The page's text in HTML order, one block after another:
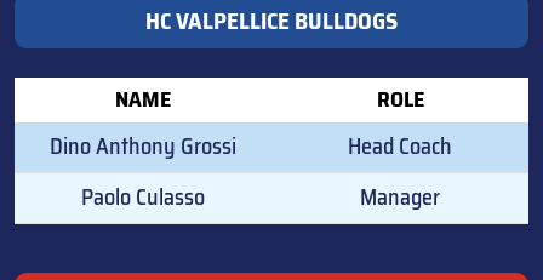
HC VALPELLICE BULLDOGS
NAME ROLE
Dino Anthony Grossi
Head Coach
Paolo Culasso
Manager